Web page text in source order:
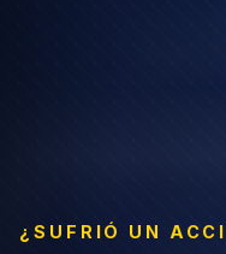
¿SUFRIÓ UN